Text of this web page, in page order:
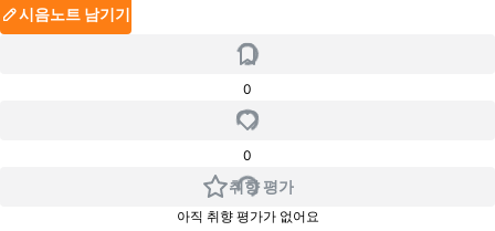
시음노트 남기기
0
0
취향 평가
아직 취향 평가가 없어요